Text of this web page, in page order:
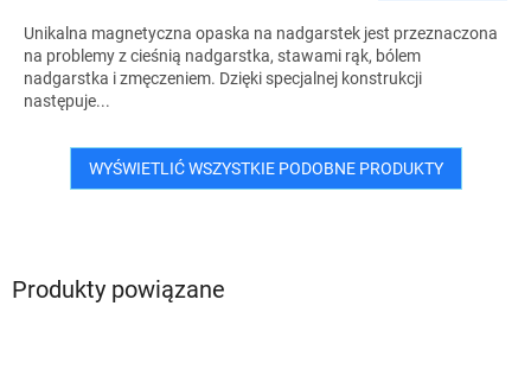
Produkty powiązane
Unikalna magnetyczna opaska na nadgarstek jest przeznaczona
na problemy z cieśnią nadgarstka, stawami rąk, bólem
nadgarstka i zmęczeniem. Dzięki specjalnej konstrukcji
następuje...
WYŚWIETLIĆ WSZYSTKIE PODOBNE PRODUKTY